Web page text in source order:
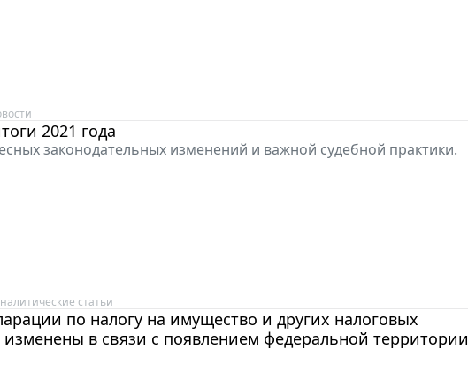
2021 года
законодательных изменений и важной судебной практики.
статьи
по налогу на имущество и других налоговых
изменены в связи с появлением федеральной территории